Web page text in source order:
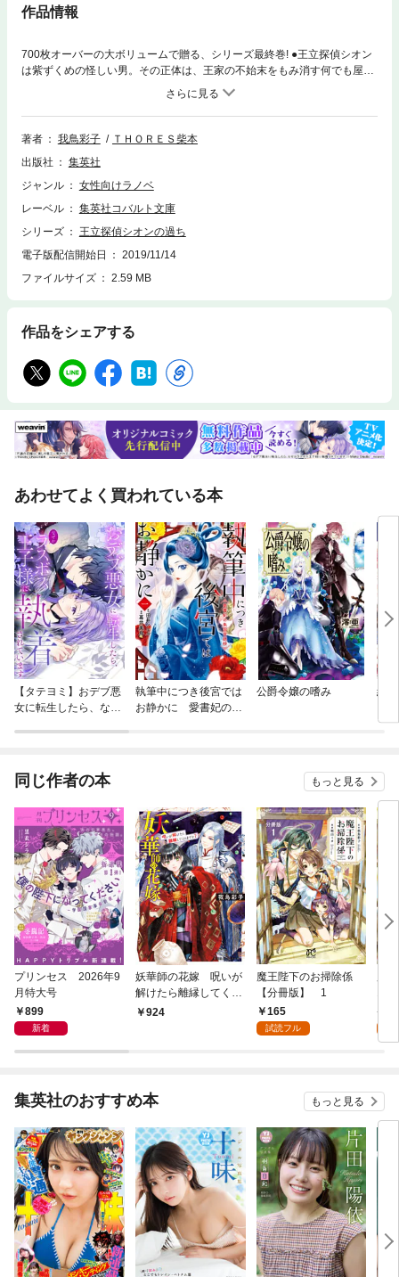
作品情報
700枚オーバーの大ボリュームで贈る、シリーズ最終巻! ●王立探偵シオン
は紫ずくめの怪しい男。その正体は、王家の不始末をもみ消す何でも屋。
謎に包まれたシオンと、その助手ラナの過去が、いま明かされる! シオン
の元を追い出されてしまったラナは、シオンを毛嫌いする刑事レオンの家
に居候することに。レオンの病弱な妹アイシャの世話をしていたのだが、
アイシャの病の原因を探るうち、殺人容疑で警察に拘留されてしま
立探偵であるシオンは王太子リジェールに呪いを解くように命じられる。
しかしその呪いは、王家の秘密にかかわるものであり……?(｢双剣座の復
たときには既にこの田舎町にいた。両親のことも知らず、しかしどこから
か送られてくるお金で暮らし自体は裕福だった。自分が何者かも分から
ず、鬱屈した日々を過ごす若きシオンは、旅芸人一座の踊り子の少女と出
逢う。ふたりの運命は現在へと繋がり……!?(｢罪よりも黒く、蜜よりも甘
く｣)
著者 我鳥彩子
ＴＨＯＲＥＳ柴本
出版社
集英社
ジャンル
女性向けラノベ
レーベル
集英社コバルト文庫
シリーズ
王立探偵シオンの過ち
電子版配信開始日
2019/11/14
ファイルサイズ
2.59 MB
作品をシェアする
あわせてよく買われている本
【タテヨミ】おデブ悪
女に転生したら、なぜ
執筆中につき後宮では
お静かに 愛書妃の朱
公爵令嬢の嗜み 結
同じ作者の本 もっと見る
プリンセス 2026年9
月特大号
899
新着
妖華師の花嫁 呪いが
解けたら離縁してくれ
ますか？
924
魔王陛下のお掃除係
【分冊版】 1
165
試読フル
集英社のおすすめ本 もっと見る